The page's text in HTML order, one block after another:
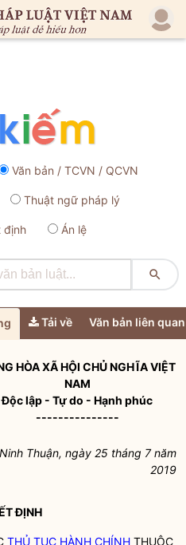
Văn bản / TCVN / QCVN
Thuật ngữ pháp lý
định Án lệ

Tải về Văn bản liên quan
HÒA XÃ HỘI CHỦ NGHĨA VIỆT
NAM
Độc lập - Tự do - Hạnh phúc
---------------
Ninh Thuận, ngày 25 tháng 7năm
2019
ĐỊNH
THỦ TỤC HÀNH CHÍNHTHUỘC